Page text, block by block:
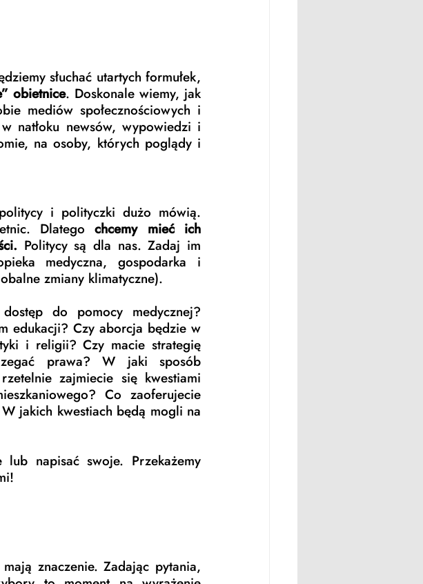
słuchać utartych formułek,
obietnice. Doskonale wiemy, jak
mediów społecznościowych i
natłoku newsów, wypowiedzi i
na osoby, których poglądy i
i polityczki dużo mówią.
Dlatego chcemy mieć ich
Politycy są dla nas. Zadaj im
medyczna, gospodarka i
zmiany klimatyczne).
do pomocy medycznej?
edukacji? Czy aborcja będzie w
i religii? Czy macie strategię
prawa? W jaki sposób
zajmiecie się kwestiami
Co zaoferujecie
jakich kwestiach będą mogli na
napisać swoje. Przekażemy
znaczenie. Zadając pytania,